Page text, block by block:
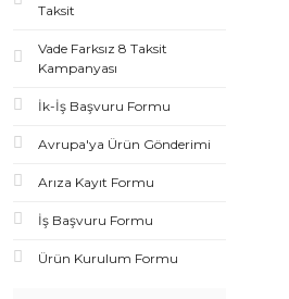
Taksit
Vade Farksız 8 Taksit
Kampanyası
İk-İş Başvuru Formu
Avrupa'ya Ürün Gönderimi
Arıza Kayıt Formu
İş Başvuru Formu
Ürün Kurulum Formu